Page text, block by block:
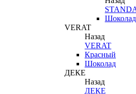
Шоколад
VERAT
Назад
VERAT
Красный
Шоколад
ДЕКЕ
Назад
ДЕКЕ